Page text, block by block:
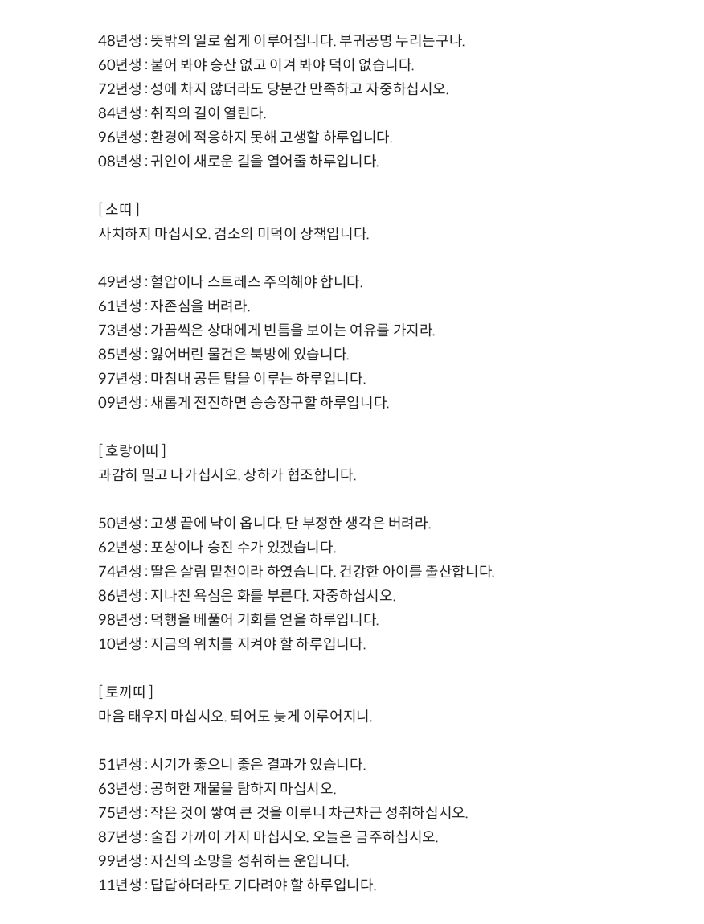
48년생 : 뜻밖의 일로 쉽게 이루어집니다. 부귀공명 누리는구나.
60년생 : 붙어 봐야 승산 없고 이겨 봐야 덕이 없습니다.
72년생 : 성에 차지 않더라도 당분간 만족하고 자중하십시오.
84년생 : 취직의 길이 열린다.
96년생 : 환경에 적응하지 못해 고생할 하루입니다.
08년생 : 귀인이 새로운 길을 열어줄 하루입니다.
[ 소띠 ]
사치하지 마십시오. 검소의 미덕이 상책입니다.
49년생 : 혈압이나 스트레스 주의해야 합니다.
61년생 : 자존심을 버려라.
73년생 : 가끔씩은 상대에게 빈틈을 보이는 여유를 가지라.
85년생 : 잃어버린 물건은 북방에 있습니다.
97년생 : 마침내 공든 탑을 이루는 하루입니다.
09년생 : 새롭게 전진하면 승승장구할 하루입니다.
[ 호랑이띠 ]
과감히 밀고 나가십시오. 상하가 협조합니다.
50년생 : 고생 끝에 낙이 옵니다. 단 부정한 생각은 버려라.
62년생 : 포상이나 승진 수가 있겠습니다.
74년생 : 딸은 살림 밑천이라 하였습니다. 건강한 아이를 출산합니다.
86년생 : 지나친 욕심은 화를 부른다. 자중하십시오.
98년생 : 덕행을 베풀어 기회를 얻을 하루입니다.
10년생 : 지금의 위치를 지켜야 할 하루입니다.
[ 토끼띠 ]
마음 태우지 마십시오. 되어도 늦게 이루어지니.
51년생 : 시기가 좋으니 좋은 결과가 있습니다.
63년생 : 공허한 재물을 탐하지 마십시오.
75년생 : 작은 것이 쌓여 큰 것을 이루니 차근차근 성취하십시오.
87년생 : 술집 가까이 가지 마십시오. 오늘은 금주하십시오.
99년생 : 자신의 소망을 성취하는 운입니다.
11년생 : 답답하더라도 기다려야 할 하루입니다.